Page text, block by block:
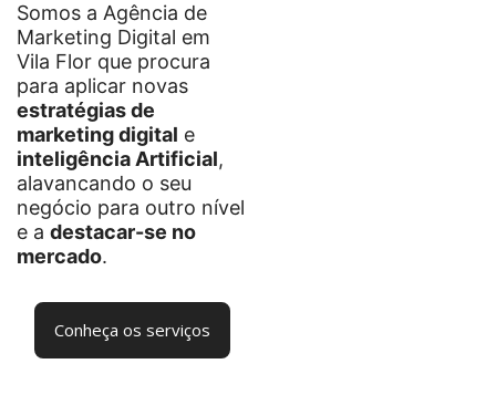
Somos a Agência de
Marketing Digital em
Vila Flor que procura
para aplicar novas
estratégias de
marketing digital e
inteligência Artificial,
alavancando o seu
negócio para outro nível
e a destacar-se no
mercado.
Conheça os serviços